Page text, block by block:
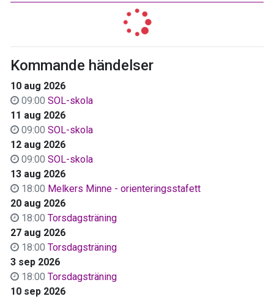
Kommande händelser
10 aug 2026
09:00 SOL-skola
11 aug 2026
09:00 SOL-skola
12 aug 2026
09:00 SOL-skola
13 aug 2026
18:00 Melkers Minne - orienteringsstafett
20 aug 2026
18:00 Torsdagsträning
27 aug 2026
18:00 Torsdagsträning
3 sep 2026
18:00 Torsdagsträning
10 sep 2026